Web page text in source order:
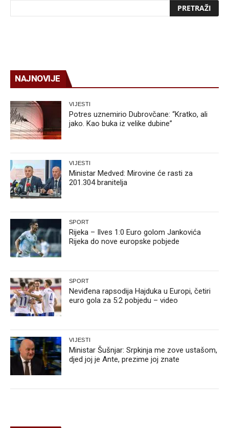
NAJNOVIJE
VIJESTI
Potres uznemirio Dubrovčane: “Kratko, ali
jako. Kao buka iz velike dubine”
VIJESTI
Ministar Medved: Mirovine će rasti za
201.304 branitelja
SPORT
Rijeka – Ilves 1:0 Euro golom Jankovića
Rijeka do nove europske pobjede
SPORT
Neviđena rapsodija Hajduka u Europi, četiri
euro gola za 5:2 pobjedu – video
VIJESTI
Ministar Šušnjar: Srpkinja me zove ustašom,
djed joj je Ante, prezime joj znate